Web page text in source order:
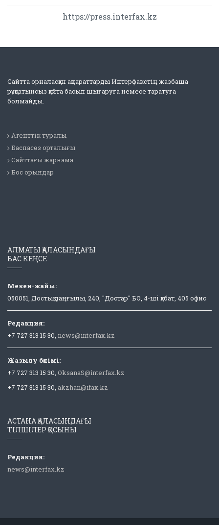
https://press.interfax.kz
Сайтта орналасқан ақпараттарды Интерфакстің жазбаша
рұқсатынсыз қайта басып шығаруға немесе таратуға
болмайды.
Агенттік туралы
Баспасөз орталығы
Сайттағы жарнама
Бос орындар
АЛМАТЫ ҚАЛАСЫНДАҒЫ
БАС КЕҢСЕ
Мекен-жайы:
050051, Достық даңғылы, 240, "Достар" БО, 4-ші қабат, 405 офис
Редакция:
+7 727 313 15 30, news@interfax.kz
Жазылу бөлімі:
+7 727 313 15 30, OksanaS@interfax.kz
+7 727 313 15 30, akzhan@ifax.kz
АСТАНА ҚАЛАСЫНДАҒЫ
ТІЛШІЛЕР ҚОСЫНЫ
Редакция:
news@interfax.kz